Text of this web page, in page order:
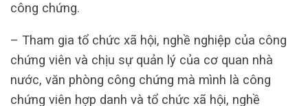
công chứng.
– Tham gia tổ chức xã hội, nghề nghiệp của công
chứng viên và chịu sự quản lý của cơ quan nhà
nước, văn phòng công chứng mà mình là công
chứng viên hợp danh và tổ chức xã hội, nghề